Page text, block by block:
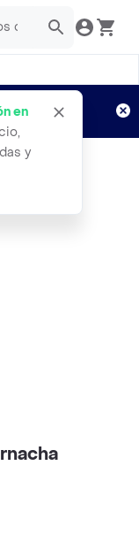
en
y
Aplican TyC